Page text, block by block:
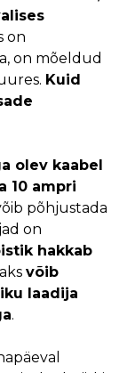
on
on mõeldud
Kuid
olev kaabel
10 ampri
põhjustada
on
hakkab
võib
laadija
.